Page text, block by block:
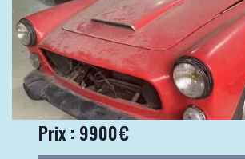
Prix : 9900€